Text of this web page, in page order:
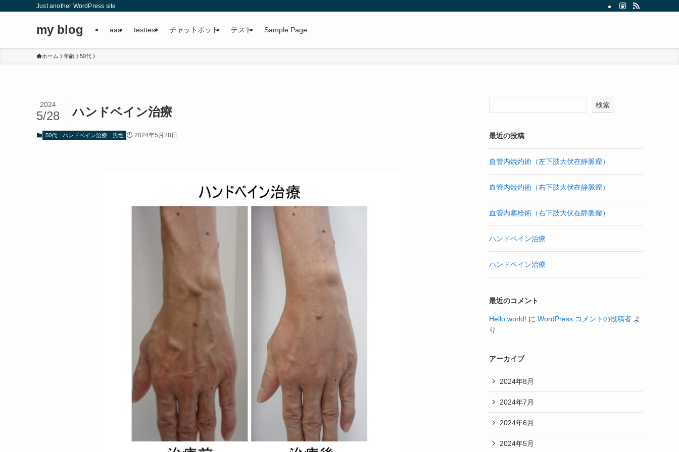
Just another WordPress site
my blog aaa testtest チャットボット テスト Sample Page
ホーム 年齢 50代
ハンドベイン治療
2024
5/28
50代 ハンドベイン治療 男性 2024年5月28日
検索
最近の投稿
血管内焼灼術（左下肢大伏在静脈瘤）
血管内焼灼術（右下肢大伏在静脈瘤）
血管内塞栓術（右下肢大伏在静脈瘤）
ハンドベイン治療
ハンドベイン治療
最近のコメント
Hello world! に WordPress コメントの投稿者 よ
り
アーカイブ
2024年8月
2024年7月
2024年6月
2024年5月